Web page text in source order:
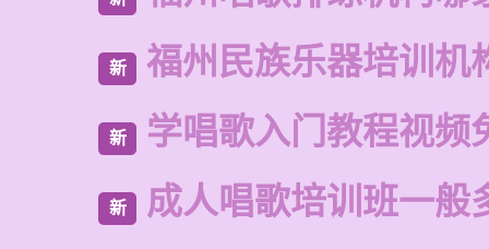
新 福州民族乐器培训机
新 学唱歌入门教程视频
新 成人唱歌培训班一般